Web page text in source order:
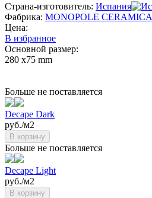
Страна-изготовитель: Испания
Фабрика: MONOPOLE CERAMICA
Цена:
В избранное
Основной размер:
280 х75 mm
Больше не поставляется
Decape Dark
руб./м2
В корзину
Больше не поставляется
Decape Light
руб./м2
В корзину